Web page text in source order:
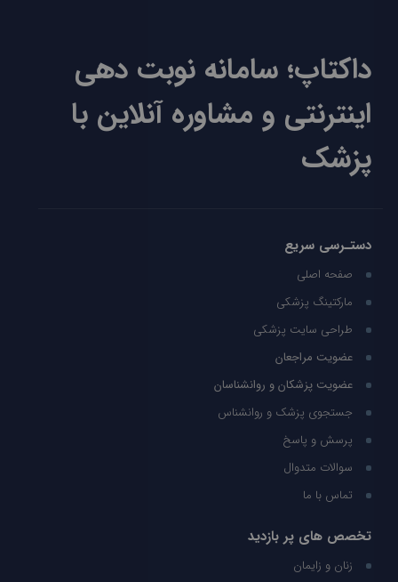
داکتاپ؛ سامانه نوبت دهی
اینترنتی و مشاوره آنلاین با
پزشک
دستـرسی سریع
صفحه اصلی
مارکتینگ پزشکی
طراحی سایت پزشکی
عضویت مراجعان
عضویت پزشکان و روانشناسان
جستجوی پزشک و روانشناس
پرسش و پاسخ
سوالات متدوال
تماس با ما
تخصص های پر بازدید
زنان و زایمان